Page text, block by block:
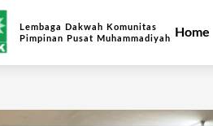
Lembaga Dakwah Komunitas
Pimpinan Pusat Muhammadiyah
Home